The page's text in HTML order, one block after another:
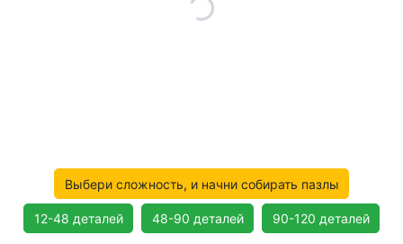
Выбери сложность, и начни собирать пазлы
12-48 деталей 48-90 деталей 90-120 деталей